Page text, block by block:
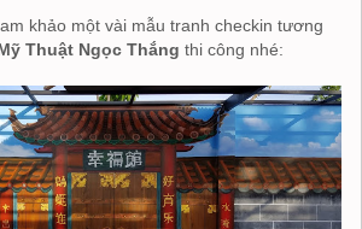
khảo một vài mẫu tranh checkin tương
Thuật Ngọc Thắng thi công nhé: